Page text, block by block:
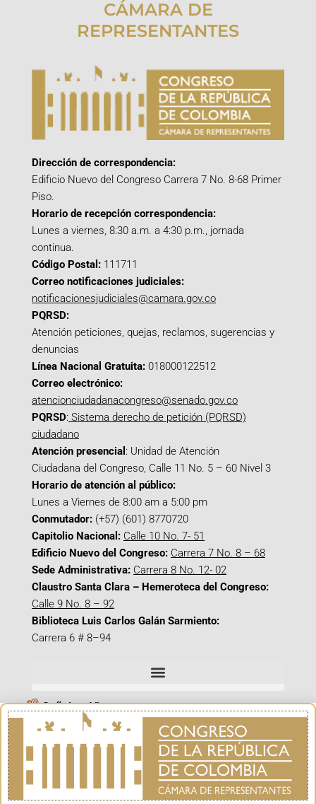
CÁMARA DE
REPRESENTANTES
Dirección de correspondencia:
Edificio Nuevo del Congreso Carrera 7 No. 8-68 Primer
Piso.
Horario de recepción correspondencia:
Lunes a viernes, 8:30 a.m. a 4:30 p.m., jornada
continua.
Código Postal: 111711
Correo notificaciones judiciales:
notificacionesjudiciales@camara.gov.co
PQRSD:
Atención peticiones, quejas, reclamos, sugerencias y
denuncias
Línea Nacional Gratuita: 018000122512
Correo electrónico:
atencionciudadanacongreso@senado.gov.co
PQRSD: Sistema derecho de petición (PQRSD)
ciudadano
Atención presencial : Unidad de Atención
Ciudadana del Congreso, Calle 11 No. 5 – 60 Nivel 3
Horario de atención al público:
Lunes a Viernes de 8:00 am a 5:00 pm
Conmutador: (+57) (601) 8770720
Capitolio Nacional: Calle 10 No. 7- 51
Edificio Nuevo del Congreso: Carrera 7 No. 8 – 68
Sede Administrativa: Carrera 8 No. 12- 02
Claustro Santa Clara – Hemeroteca del Congreso:
Calle 9 No. 8 – 92
Biblioteca Luis Carlos Galán Sarmiento:
Carrera 6 # 8–94
Señal en Vivo
Facebook_@CamaraColombia
Instagram_@CamaraColombia
X_@CamaraColombia
Youtube_@CamaraColombia